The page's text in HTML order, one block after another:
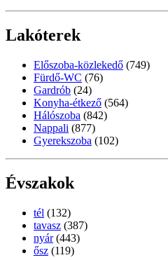
Lakóterek
Előszoba-közlekedő (749)
Fürdő-WC (76)
Gardrób (24)
Konyha-étkező (564)
Hálószoba (842)
Nappali (877)
Gyerekszoba (102)
Évszakok
tél (132)
tavasz (387)
nyár (443)
ősz (119)